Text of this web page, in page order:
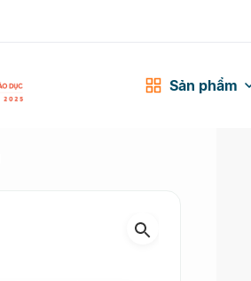
Sản phẩm